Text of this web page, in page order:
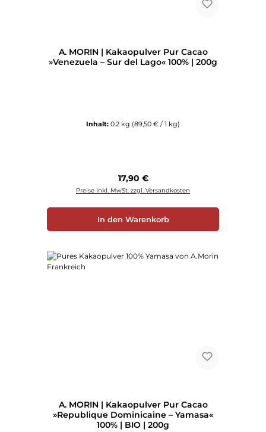
A. MORIN | Kakaopulver Pur Cacao
»Venezuela – Sur del Lago« 100% | 200g
Inhalt: 0.2 kg (89,50 € / 1 kg)
Regulärer Preis:
17,90 €
Preise inkl. MwSt. zzgl. Versandkosten
In den Warenkorb
A. MORIN | Kakaopulver Pur Cacao
»Republique Dominicaine – Yamasa«
100% | BIO | 200g